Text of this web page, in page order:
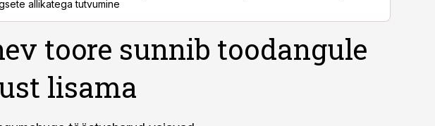
allikatega tutvumine
toore sunnib toodangule
lisama